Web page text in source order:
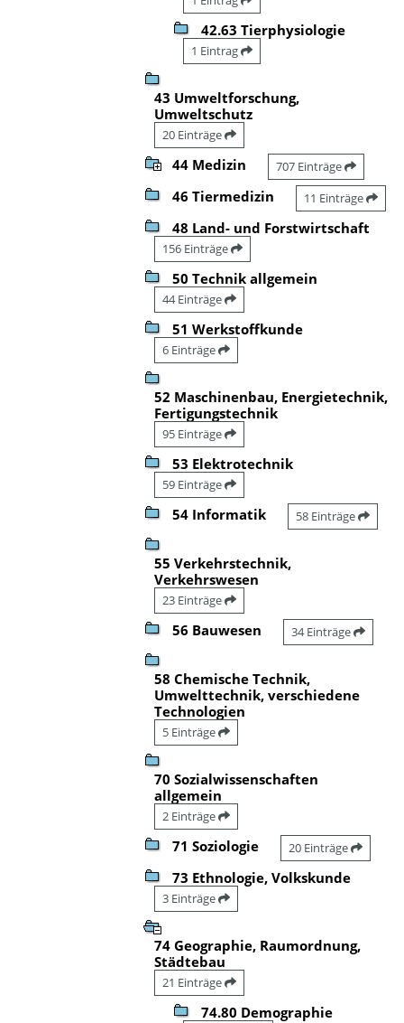
42.63 Tierphysiologie
1 Eintrag
43 Umweltforschung,
Umweltschutz
20 Einträge
44 Medizin 707 Einträge
46 Tiermedizin 11 Einträge
48 Land- und Forstwirtschaft
156 Einträge
50 Technik allgemein
44 Einträge
51 Werkstoffkunde
6 Einträge
52 Maschinenbau, Energietechnik,
Fertigungstechnik
95 Einträge
53 Elektrotechnik
59 Einträge
54 Informatik 58 Einträge
55 Verkehrstechnik,
Verkehrswesen
23 Einträge
56 Bauwesen 34 Einträge
58 Chemische Technik,
Umwelttechnik, verschiedene
Technologien
5 Einträge
70 Sozialwissenschaften
allgemein
2 Einträge
71 Soziologie 20 Einträge
73 Ethnologie, Volkskunde
3 Einträge
74 Geographie, Raumordnung,
Städtebau
21 Einträge
74.80 Demographie